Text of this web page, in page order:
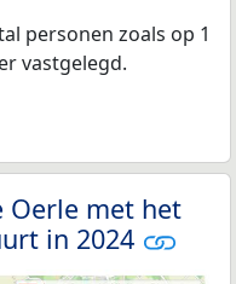
personen zoals op 1
vastgelegd.
Oerle met het
in 2024